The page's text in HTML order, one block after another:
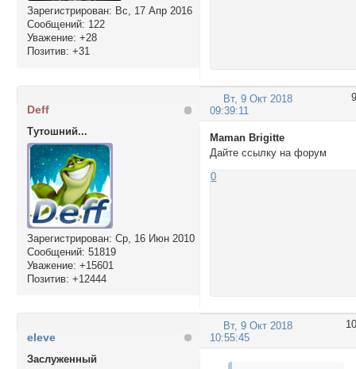
Зарегистрирован: Вс, 17 Апр 2016
Сообщений: 122
Уважение: +28
Позитив: +31
9
Вт, 9 Окт 2018
09:39:11
Deff
Тутошний...
Зарегистрирован: Ср, 16 Июн 2010
Сообщений: 51819
Уважение: +15601
Позитив: +12444
Maman Brigitte
Дайте ссылку на форум
0
10
Вт, 9 Окт 2018
10:55:45
eleve
Заслуженный